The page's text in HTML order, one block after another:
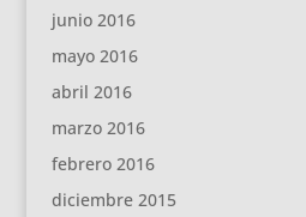
junio 2016
mayo 2016
abril 2016
marzo 2016
febrero 2016
diciembre 2015